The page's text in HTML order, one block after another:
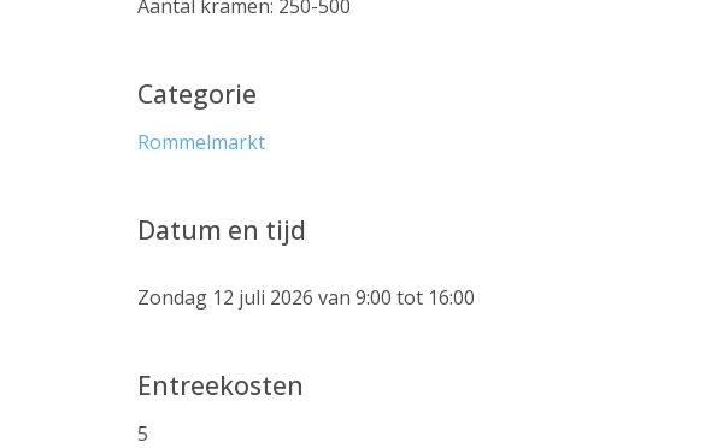
Aantal kramen: 250-500
Categorie
Rommelmarkt
Datum en tijd
Zondag 12 juli 2026 van 9:00 tot 16:00
Entreekosten
5